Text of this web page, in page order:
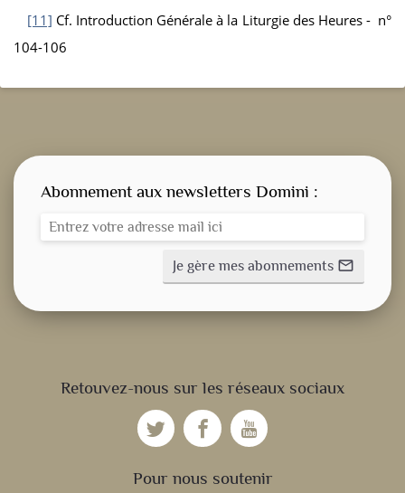
[11] Cf. Introduction Générale à la Liturgie des Heures - n°
104-106
Retouvez-nous sur les réseaux sociaux
Pour nous soutenir
Abonnement aux newsletters Domini :
Je gère mes abonnements mail_outline